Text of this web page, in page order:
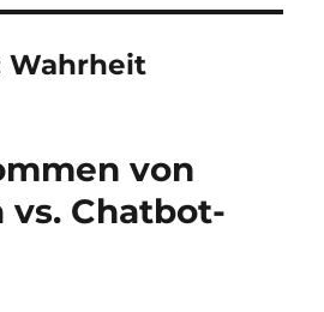
Wahrheit
von
Chatbot-